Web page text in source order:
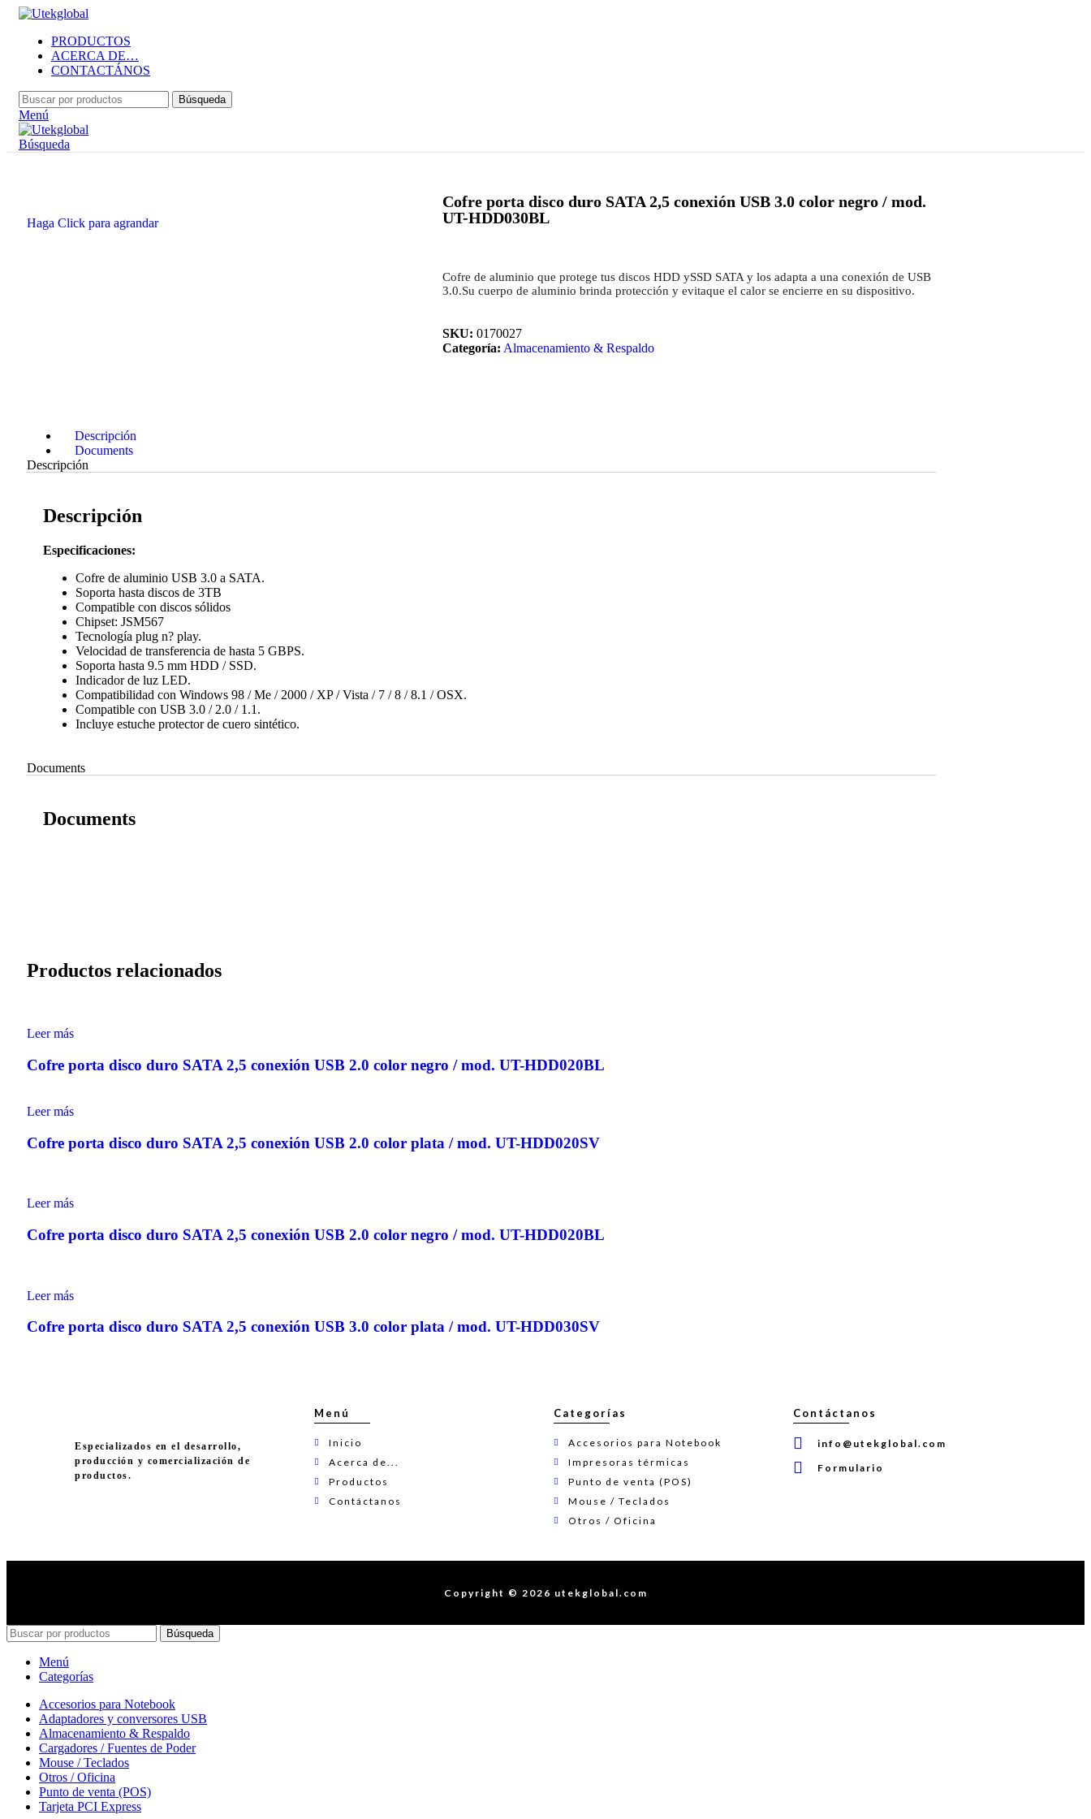
PRODUCTOS
ACERCA DE…
CONTACTÁNOS
Búsqueda
Menú
Búsqueda
Haga Click para agrandar
Cofre porta disco duro SATA 2,5 conexión USB 3.0 color negro / mod.
UT-HDD030BL
Cofre de aluminio que protege tus discos HDD ySSD SATA y los adapta a una conexión de USB
3.0.Su cuerpo de aluminio brinda protección y evitaque el calor se encierre en su dispositivo.
SKU: 0170027
Categoría: Almacenamiento & Respaldo
Descripción
Documents
Descripción
Descripción
Especificaciones:
Cofre de aluminio USB 3.0 a SATA.
Soporta hasta discos de 3TB
Compatible con discos sólidos
Chipset: JSM567
Tecnología plug n? play.
Velocidad de transferencia de hasta 5 GBPS.
Soporta hasta 9.5 mm HDD / SSD.
Indicador de luz LED.
Compatibilidad con Windows 98 / Me / 2000 / XP / Vista / 7 / 8 / 8.1 / OSX.
Compatible con USB 3.0 / 2.0 / 1.1.
Incluye estuche protector de cuero sintético.
Documents
Documents
Productos relacionados
Leer más
Cofre porta disco duro SATA 2,5 conexión USB 2.0 color negro / mod. UT-HDD020BL
Leer más
Cofre porta disco duro SATA 2,5 conexión USB 2.0 color plata / mod. UT-HDD020SV
Leer más
Cofre porta disco duro SATA 2,5 conexión USB 2.0 color negro / mod. UT-HDD020BL
Leer más
Cofre porta disco duro SATA 2,5 conexión USB 3.0 color plata / mod. UT-HDD030SV
Especializados en el desarrollo,
producción y comercialización de
productos.
Menú
Inicio
Acerca de...
Productos
Contáctanos
Categorías
Accesorios para Notebook
Impresoras térmicas
Punto de venta (POS)
Mouse / Teclados
Otros / Oficina
Contáctanos
info@utekglobal.com
Formulario
Copyright © 2026 utekglobal.com
Búsqueda
Menú
Categorías
Accesorios para Notebook
Adaptadores y conversores USB
Almacenamiento & Respaldo
Cargadores / Fuentes de Poder
Mouse / Teclados
Otros / Oficina
Punto de venta (POS)
Tarjeta PCI Express